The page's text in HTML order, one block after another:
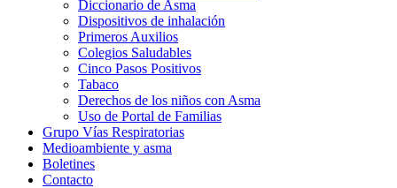
Diccionario de Asma
Dispositivos de inhalación
Primeros Auxilios
Colegios Saludables
Cinco Pasos Positivos
Tabaco
Derechos de los niños con Asma
Uso de Portal de Familias
Grupo Vías Respiratorias
Medioambiente y asma
Boletines
Contacto